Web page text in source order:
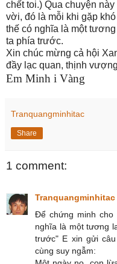
chết toi.) Qua chuyện
vời, đó là mỗi khi gặp
thế có nghĩa là một
ta phía trước.
Xin chúc mừng cả hội
đầy lạc quan, thịnh
Em Minh i Vàng
Tranquangminhitac
Share
1 comment:
Tranquangminhitac
Để chứng minh cho
nghĩa là một tương
trước" E xin gửi
cùng suy ngẫm: